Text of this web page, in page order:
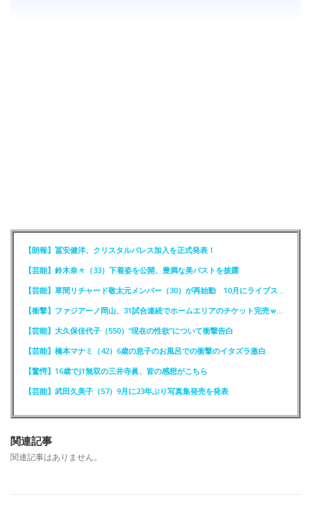
【朗報】冨安健洋、クリスタルパレス加入を正式発表！
【芸能】鈴木奈々（33）下着姿を公開、豊満な美バストを披露
【芸能】大久保佳代子（550）“現在の性欲”について衝撃告白
【芸能】橋本マナミ（42）6歳の息子のお風呂での衝撃のイタズラ激白
【驚愕】16歳でJ1無双の三井寺眞、皆の感想がこちら
【芸能】武田久美子（57）9月に23年ぶり写真集発売を発表
関連記事
関連記事はありません。